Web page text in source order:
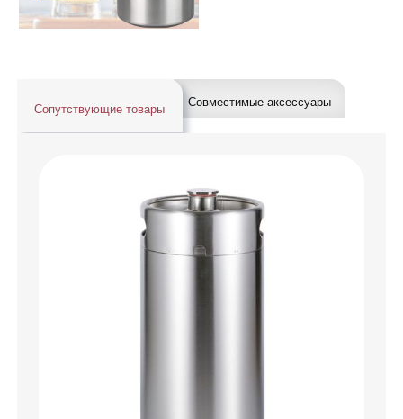
Сопутствующие товары
Совместимые аксессуары